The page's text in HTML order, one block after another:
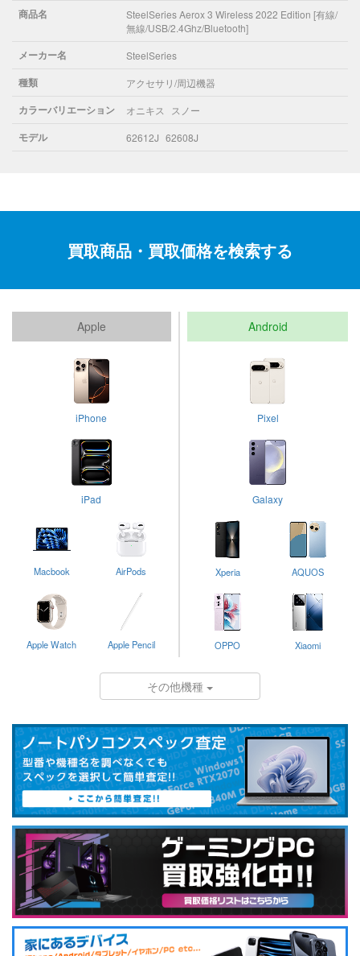
商品名
SteelSeries Aerox 3 Wireless 2022 Edition [有線/
無線/USB/2.4Ghz/Bluetooth]
メーカー名 SteelSeries
種類 アクセサリ/周辺機器
カラーバリエーション オニキス スノー
モデル 62612J 62608J
買取商品・買取価格を検索する
Apple
iPhone
iPad
Macbook AirPods
Apple Watch Apple Pencil
Android
Pixel
Galaxy
Xperia AQUOS
OPPO Xiaomi
その他機種